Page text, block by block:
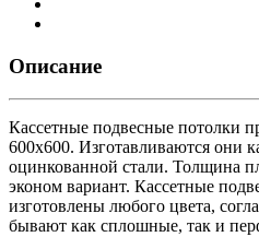
Описание
Кассетные подвесные потолки
600х600. Изготавливаются они
оцинкованной стали. Толщина
эконом вариант. Кассетные
изготовлены любого цвета,
бывают как сплошные, так и